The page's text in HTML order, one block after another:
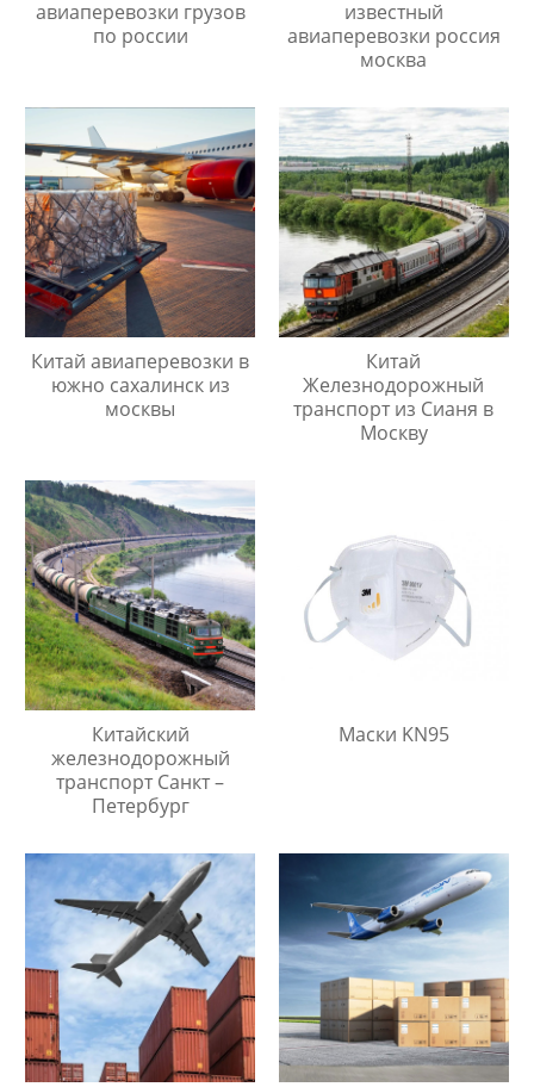
авиаперевозки грузов
по россии
известный
авиаперевозки россия
москва
Китай авиаперевозки в
южно сахалинск из
москвы
Китай
Железнодорожный
транспорт из Сианя в
Москву
Китайский
железнодорожный
транспорт Санкт –
Петербург
Маски KN95